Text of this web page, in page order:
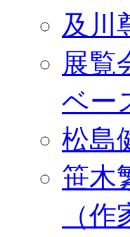
及川
展覧
ベー
松島
笹木
（